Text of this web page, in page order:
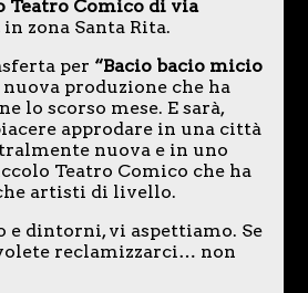
Teatro Comico di via
in zona Santa Rita.
per “Bacio bacio micio
produzione che ha
lo scorso mese. E sarà,
approdare in una città
nuova e in uno
Teatro Comico che ha
artisti di livello.
e dintorni, vi aspettiamo. Se
reclamizzarci… non